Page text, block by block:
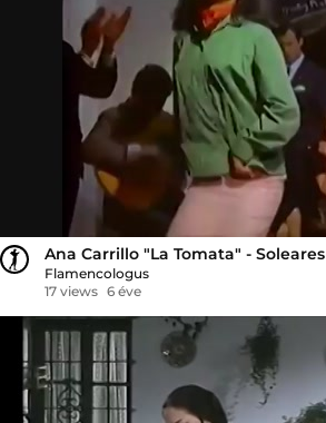
Ana Carrillo "La Tomata" - Soleares
Flamencologus
17 views 6 éve